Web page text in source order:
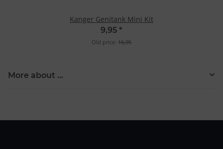
Kanger Genitank Mini Kit
9,95 *
Old price: 16,95
More about ...